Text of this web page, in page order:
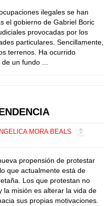
ilegales se han
el gobierno de Gabriel Boric
provocadas por los
particulares. Sencillamente,
terrenos. Ha ocurrido
un fundo ...
MORA BEALS
propensión de protestar
que actualmente está de
Los que protestan no
la misión es alterar la vida de
sus propias motivaciones.